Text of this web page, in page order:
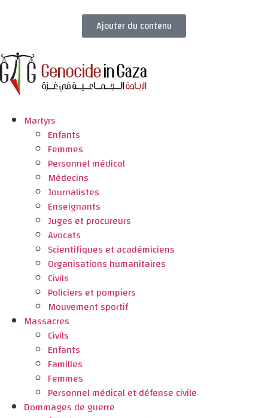
Ajouter du contenu
Martyrs
Enfants
Femmes
Personnel médical
Médecins
Journalistes
Enseignants
Juges et procureurs
Avocats
Scientifiques et académiciens
Organisations humanitaires
Civils
Policiers et pompiers
Mouvement sportif
Massacres
Civils
Enfants
Familles
Femmes
Personnel médical et défense civile
Dommages de guerre